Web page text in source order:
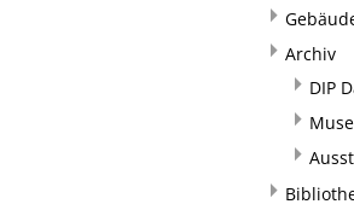
Archiv
DIP